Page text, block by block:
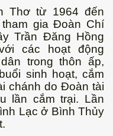
Thơ từ 1964 đến
gia Đoàn Chí
Trần Đăng Hồng
các hoạt động
trong thôn ấp,
sinh hoạt, cắm
chánh do Đoàn tài
lần cắm trại. Lần
Lạc ở Bình Thủy